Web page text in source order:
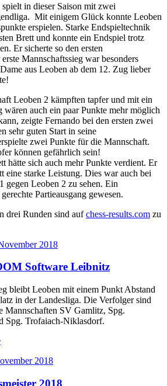
in dieser Saison mit zwei
Mit einigem Glück konnte Leoben
erspielen. Starke Endspieltechnik
Brett und konnte ein Endspiel trotz
Er sicherte so den ersten
Mannschaftssieg war besonders
aus Leoben ab dem 12. Zug lieber
Leoben 2 kämpften tapfer und mit ein
wären auch ein paar Punkte mehr möglich
zeigte Fernando bei den ersten zwei
sehr guten Start in seine
zwei Punkte für die Mannschaft.
können gefährlich sein!
hätte sich auch mehr Punkte verdient. Er
eine starke Leistung. Dies war auch bei
gegen Leoben 2 zu sehen. Ein
Partieausgang gewesen.
drei Runden sind aufchess-results.com zu
2018
Software Leibnitz
bleibt Leoben mit einem Punkt Abstand
in der Landesliga. Die Verfolger sind
Mannschaften SV Gamlitz, Spg.
Spg. Trofaiach-Niklasdorf.
2018
2018